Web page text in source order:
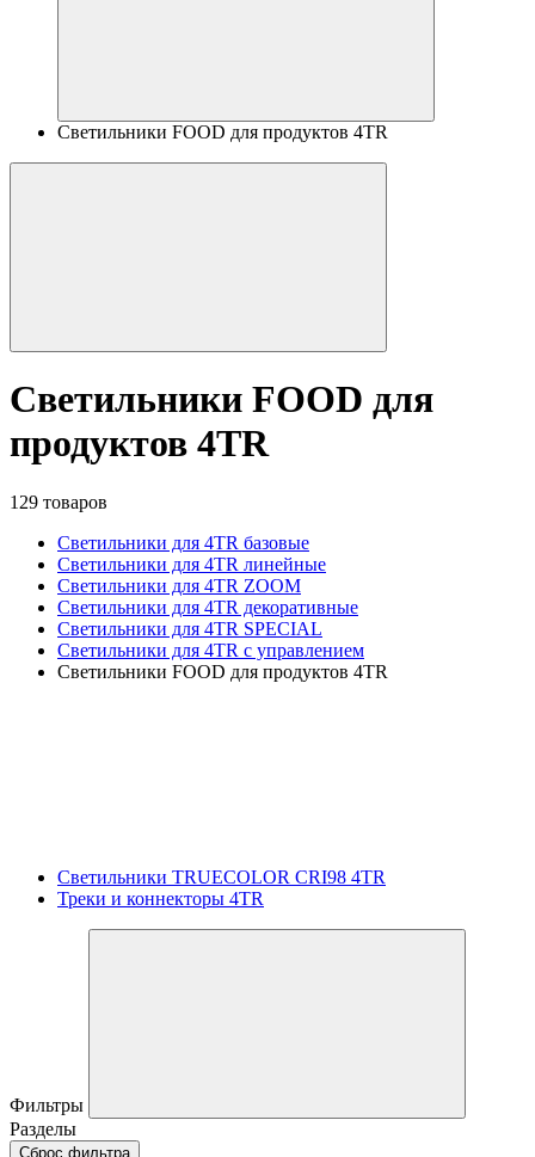
Светильники FOOD для продуктов 4TR
Светильники FOOD для
продуктов 4TR
129 товаров
Светильники для 4TR базовые
Светильники для 4TR линейные
Светильники для 4TR ZOOM
Светильники для 4TR декоративные
Светильники для 4TR SPECIAL
Светильники для 4TR с управлением
Светильники FOOD для продуктов 4TR
Светильники TRUECOLOR CRI98 4TR
Треки и коннекторы 4TR
Фильтры
Разделы
Сброс фильтра